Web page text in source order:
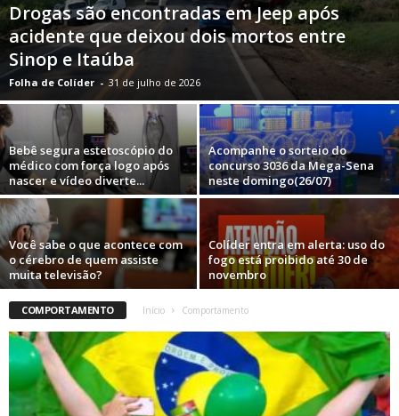
Drogas são encontradas em Jeep após
acidente que deixou dois mortos entre
Sinop e Itaúba
Folha de Colíder - 31 de julho de 2026
Bebê segura estetoscópio do
médico com força logo após
nascer e vídeo diverte...
Acompanhe o sorteio do
concurso 3036 da Mega-Sena
neste domingo(26/07)
Você sabe o que acontece com
o cérebro de quem assiste
muita televisão?
Colíder entra em alerta: uso do
fogo está proibido até 30 de
novembro
COMPORTAMENTO Início Comportamento